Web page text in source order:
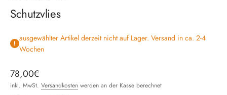
Schutzvlies
ausgewählter Artikel derzeit nicht auf Lager. Versand in ca. 2-4
Wochen
Angebot
78,00€
inkl. MwSt. Versandkosten werden an der Kasse berechnet